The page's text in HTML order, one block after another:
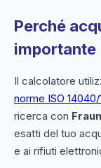
Perché
importante
Il calcolatore
norme ISO
ricerca con
esatti del tuo
e ai rifiuti